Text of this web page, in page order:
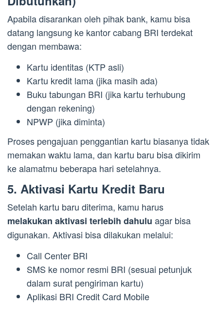
Apabila disarankan oleh pihak bank, kamu bisa
datang langsung ke kantor cabang BRI terdekat
dengan membawa:
Kartu identitas (KTP asli)
Kartu kredit lama (jika masih ada)
Buku tabungan BRI (jika kartu terhubung
dengan rekening)
NPWP (jika diminta)
Proses pengajuan penggantian kartu biasanya tidak
memakan waktu lama, dan kartu baru bisa dikirim
ke alamatmu beberapa hari setelahnya.
5. Aktivasi Kartu Kredit Baru
Setelah kartu baru diterima, kamu harus
melakukan aktivasi terlebih dahulu agar bisa
digunakan. Aktivasi bisa dilakukan melalui:
Call Center BRI
SMS ke nomor resmi BRI (sesuai petunjuk
dalam surat pengiriman kartu)
Aplikasi BRI Credit Card Mobile